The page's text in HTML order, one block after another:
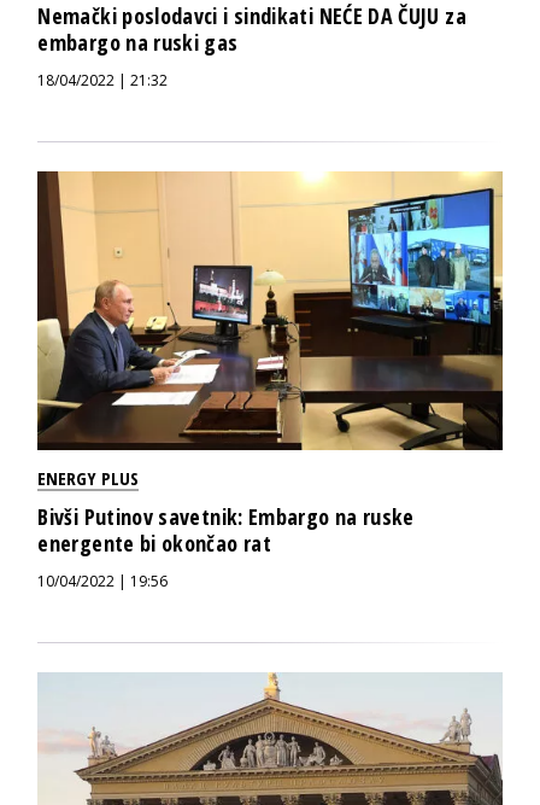
Nemački poslodavci i sindikati NEĆE DA ČUJU za
embargo na ruski gas
18/04/2022 | 21:32
ENERGY PLUS
Bivši Putinov savetnik: Embargo na ruske
energente bi okončao rat
10/04/2022 | 19:56